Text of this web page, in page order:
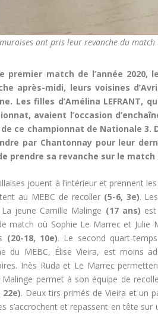
ont pris leur revanche du
premier match de l’année 2020,
après-midi, leurs voisines
Les filles d’Amélina LEFRANT,
avaient l’occasion
ce championnat de Nationale 3.
par Chantonnay pour leur
prendre sa revanche sur le
jouent à l’intérieur et prennent
au MEBC de recoller (5-6, 3e).
jeune Camille Malinge (17 ans)
match où Sophie Le Marrec et Julie
(20-18, 10e). Le second quart-
du MEBC, Élise Vieira, est moins
Inès Ruda et Le Marrec
Malinge permet à son équipe de
22e). Deux tirs primés de Vieira et un
s’accrochent et repassent en tête sur